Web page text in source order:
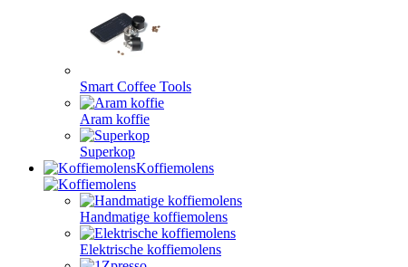
Smart Coffee Tools
Aram koffie
Superkop
Koffiemolens
Handmatige koffiemolens
Elektrische koffiemolens